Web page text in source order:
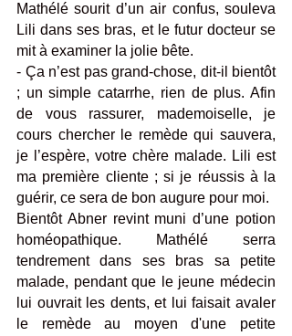
Mathélé sourit d’un air confus, souleva
Lili dans ses bras, et le futur docteur se
mit à examiner la jolie bête.
- Ça n’est pas grand-chose, dit-il bientôt
; un simple catarrhe, rien de plus. Afin
de vous rassurer, mademoiselle, je
cours chercher le remède qui sauvera,
je l’espère, votre chère malade. Lili est
ma première cliente ; si je réussis à la
guérir, ce sera de bon augure pour moi.
Bientôt Abner revint muni d’une potion
homéopathique. Mathélé serra
tendrement dans ses bras sa petite
malade, pendant que le jeune médecin
lui ouvrait les dents, et lui faisait avaler
le remède au moyen d'une petite